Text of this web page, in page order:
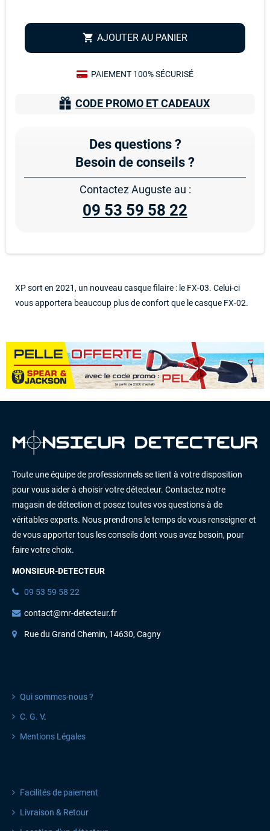
shopping_cart AJOUTER AU PANIER
PAIEMENT 100% SÉCURISÉ
CODE PROMO ET CADEAUX
Des questions ?
Besoin de conseils ?
Contactez Auguste au :
09 53 59 58 22
XP sort en 2021, un nouveau casque filaire : le FX-03. Celui-ci
vous apportera beaucoup plus de confort que le casque FX-02.
Toute une équipe de professionnels se tient à votre disposition
pour vous aider à choisir votre détecteur. Contactez notre
magasin de détection et posez toutes vos questions à de
véritables experts. Nous prendrons le temps de vous renseigner et
de vous apporter tous les conseils dont vous avez besoin, pour
faire votre choix.
MONSIEUR-DETECTEUR
09 53 59 58 22
contact@mr-detecteur.fr
Rue du Grand Chemin, 14630, Cagny
Qui sommes-nous ?
C. G. V.
Mentions Légales
Facilités de paiement
Livraison & Retour